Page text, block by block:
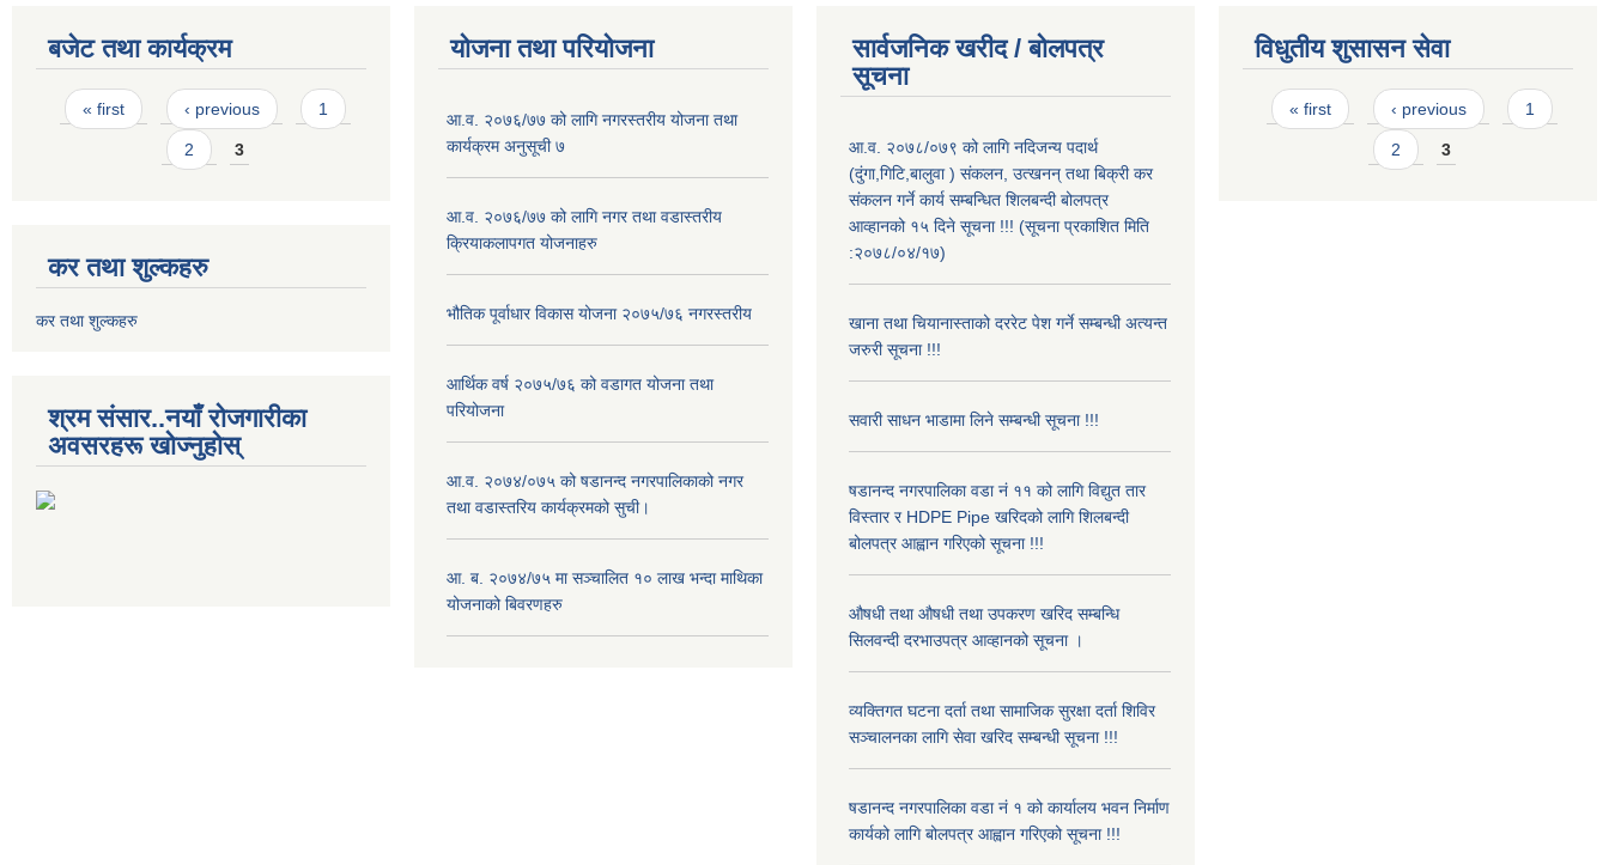
बजेट तथा कार्यक्रम
Pages
« first ‹ previous 1
2 3
कर तथा शुल्कहरु
कर तथा शुल्कहरु
श्रम संसार..नयाँ रोजगारीका
अवसरहरू खोज्नुहोस्
योजना तथा परियोजना
आ.व. २०७६/७७ को लागि नगरस्तरीय योजना तथा
कार्यक्रम अनुसूची ७
आ.व. २०७६/७७ को लागि नगर तथा वडास्तरीय
क्रियाकलापगत योजनाहरु
भौतिक पूर्वाधार विकास योजना २०७५/७६ नगरस्तरीय
आर्थिक वर्ष २०७५/७६ को वडागत योजना तथा
परियोजना
आ.व. २०७४/०७५ को षडानन्द नगरपालिकाको नगर
तथा वडास्तरिय कार्यक्रमको सुची।
आ. ब. २०७४/७५ मा सञ्चालित १० लाख भन्दा माथिका
योजनाको बिवरणहरु
सार्वजनिक खरीद / बोलपत्र
सूचना
आ.व. २०७८/०७९ को लागि नदिजन्य पदार्थ
(दुंगा,गिटि,बालुवा ) संकलन, उत्खनन् तथा बिक्री कर
संकलन गर्ने कार्य सम्बन्धित शिलबन्दी बोलपत्र
आव्हानको १५ दिने सूचना !!! (सूचना प्रकाशित मिति
:२०७८/०४/१७)
खाना तथा चियानास्ताको दररेट पेश गर्ने सम्बन्धी अत्यन्त
जरुरी सूचना !!!
सवारी साधन भाडामा लिने सम्बन्धी सूचना !!!
षडानन्द नगरपालिका वडा नं ११ को लागि विद्युत तार
विस्तार र HDPE Pipe खरिदको लागि शिलबन्दी
बोलपत्र आह्वान गरिएको सूचना !!!
औषधी तथा औषधी तथा उपकरण खरिद सम्बन्धि
सिलवन्दी दरभाउपत्र आव्हानको सूचना ।
व्यक्तिगत घटना दर्ता तथा सामाजिक सुरक्षा दर्ता शिविर
सञ्चालनका लागि सेवा खरिद सम्बन्धी सूचना !!!
षडानन्द नगरपालिका वडा नं १ को कार्यालय भवन निर्माण
कार्यको लागि बोलपत्र आह्वान गरिएको सूचना !!!
विधुतीय शुसासन सेवा
Pages
« first ‹ previous 1
2 3